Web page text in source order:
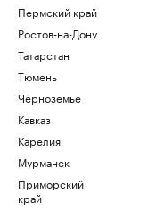
Пермский край
Ростов-на-Дону
Татарстан
Тюмень
Черноземье
Кавказ
Карелия
Мурманск
Приморский
край